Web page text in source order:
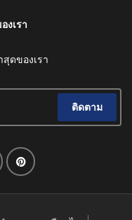
งเรา
ดของเรา
ติดตาม